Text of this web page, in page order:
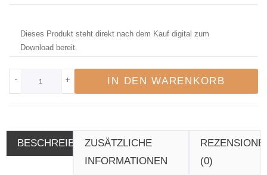
Dieses Produkt steht direkt nach dem Kauf digital zum
Download bereit.
- + IN DEN WARENKORB
BESCHREIBUNGZUSÄTZLICHE
INFORMATIONEN
(0)